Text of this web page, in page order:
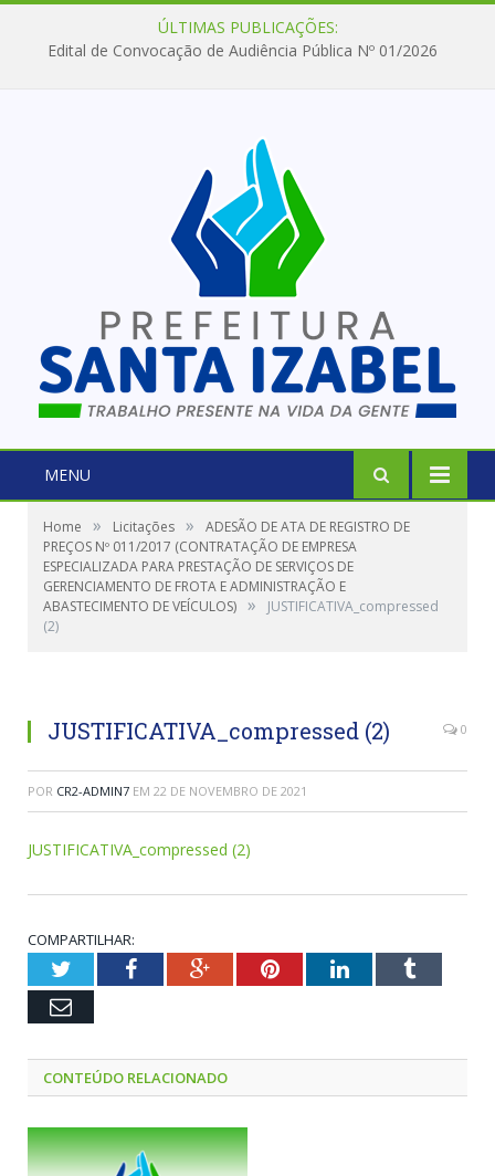
ÚLTIMAS PUBLICAÇÕES:
Edital de Convocação de Audiência Pública Nº 01/2026
MENU
Home » Licitações »
ADESÃO DE ATA DE REGISTRO DE
PREÇOS Nº 011/2017 (CONTRATAÇÃO DE EMPRESA
ESPECIALIZADA PARA PRESTAÇÃO DE SERVIÇOS DE
GERENCIAMENTO DE FROTA E ADMINISTRAÇÃO E
ABASTECIMENTO DE VEÍCULOS) »
JUSTIFICATIVA_compressed
(2)
JUSTIFICATIVA_compressed (2) 0
POR CR2-ADMIN7 EM 22 DE NOVEMBRO DE 2021
JUSTIFICATIVA_compressed (2)
COMPARTILHAR:
TwitterFacebookGoogle+PinterestLinkedInTumblr
Email
CONTEÚDO RELACIONADO